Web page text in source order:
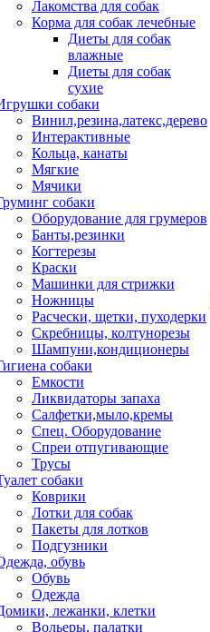
Лакомства для собак
Корма для собак лечебные
Диеты для собак
влажные
Диеты для собак
сухие
собаки
Винил,резина,латекс,дерево
Интерактивные
Кольца, канаты
Мягкие
Мячики
собаки
Оборудование для грумеров
Банты,резинки
Когтерезы
Краски
Машинки для стрижки
Ножницы
Расчески, щетки, пуходерки
Скребницы, колтунорезы
Шампуни,кондиционеры
собаки
Емкости
Ликвидаторы запаха
Салфетки,мыло,кремы
Спец. Оборудование
Спреи отпугивающие
Трусы
собаки
Коврики
Лотки для собак
Пакеты для лотков
Подгузники
обувь
Обувь
Одежда
лежанки, клетки
Вольеры, палатки